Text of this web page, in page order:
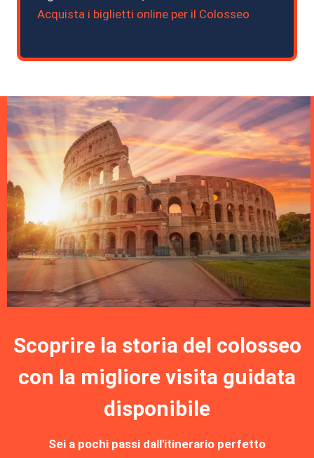
Acquista i biglietti online per il Colosseo
Scoprire la storia del colosseo
con la migliore visita guidata
disponibile
Sei a pochi passi dall'itinerario perfetto